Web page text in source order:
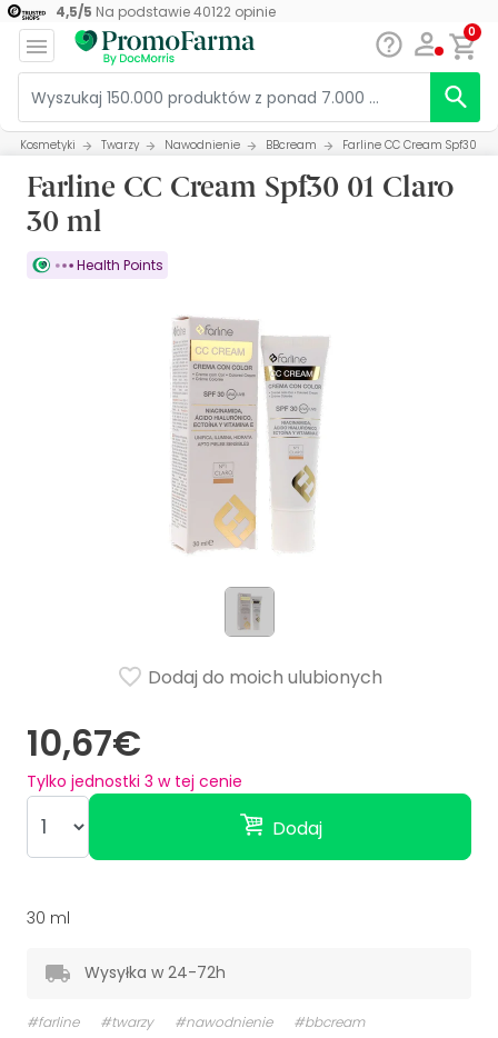
4,5/5 Na podstawie40122opinie
0
Kosmetyki Twarzy Nawodnienie BBcream Farline CC Cream Spf30
Farline CC Cream Spf30 01 Claro
30 ml
Health Points
10,67€
Tylko jednostki 3 w tej cenie
Dodaj
Dodaj do moich ulubionych
30 ml
Wysyłka w 24-72h
#farline #twarzy #nawodnienie #bbcream